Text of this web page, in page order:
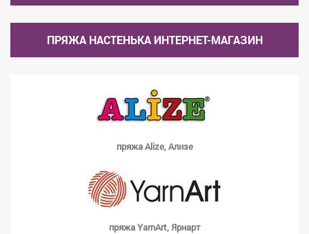
ПРЯЖА НАСТЕНЬКА ИНТЕРНЕТ-МАГАЗИН
пряжа Alize, Ализе
пряжа YarnArt, Ярнарт